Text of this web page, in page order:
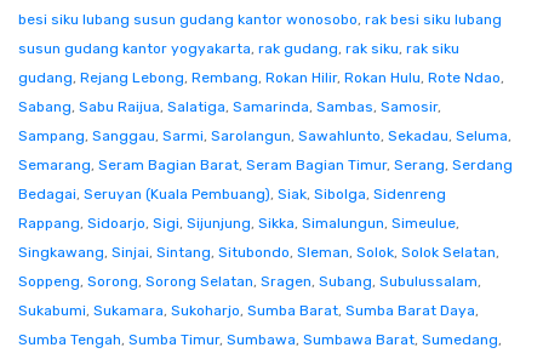
besi siku lubang susun gudang kantor wonosobo, rak besi siku lubang
susun gudang kantor yogyakarta, rak gudang, rak siku, rak siku
gudang, Rejang Lebong, Rembang, Rokan Hilir, Rokan Hulu, Rote Ndao,
Sabang, Sabu Raijua, Salatiga, Samarinda, Sambas, Samosir,
Sampang, Sanggau, Sarmi, Sarolangun, Sawahlunto, Sekadau, Seluma,
Semarang, Seram Bagian Barat, Seram Bagian Timur, Serang, Serdang
Bedagai, Seruyan (Kuala Pembuang), Siak, Sibolga, Sidenreng
Rappang, Sidoarjo, Sigi, Sijunjung, Sikka, Simalungun, Simeulue,
Singkawang, Sinjai, Sintang, Situbondo, Sleman, Solok, Solok Selatan,
Soppeng, Sorong, Sorong Selatan, Sragen, Subang, Subulussalam,
Sukabumi, Sukamara, Sukoharjo, Sumba Barat, Sumba Barat Daya,
Sumba Tengah, Sumba Timur, Sumbawa, Sumbawa Barat, Sumedang,